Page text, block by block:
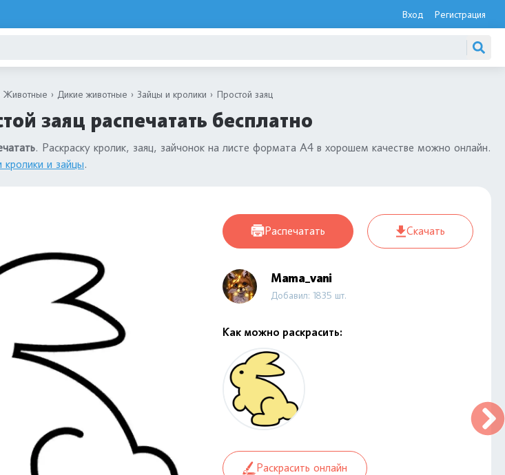
Вход Регистрация
Животные Дикие животные Зайцы и кролики Простой заяц
заяц распечатать бесплатно
. Раскраску кролик, заяц, зайчонок на листе формата А4 в хорошем качестве можно онлайн.
кролики и зайцы.
Распечатать Скачать
Mama_vani
Добавил: 1835 шт.
Как можно раскрасить:
Раскрасить онлайн